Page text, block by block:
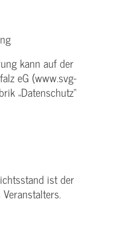
kann auf der
eG (www.svg-
„Datenschutz“
ist der